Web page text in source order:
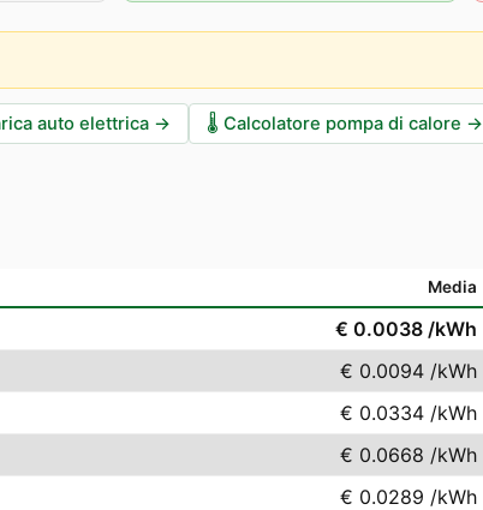
auto elettrica → 🌡️ Calcolatore pompa di calore →
Media
€ 0.0038 /kWh
€ 0.0094 /kWh
€ 0.0334 /kWh
€ 0.0668 /kWh
€ 0.0289 /kWh